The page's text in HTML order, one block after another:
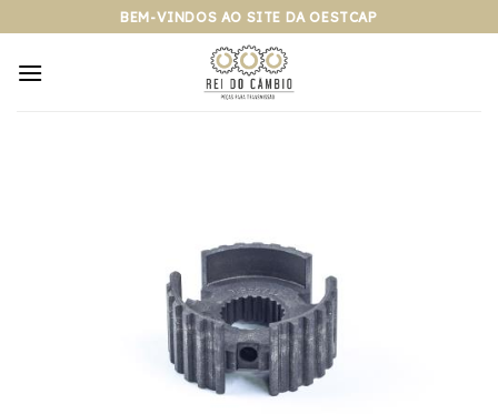
para
BEM-VINDOS AO SITE DA OESTCAP